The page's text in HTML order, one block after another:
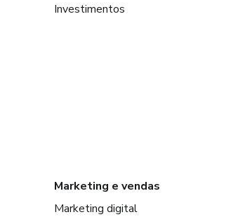
Investimentos
Marketing e vendas
Marketing digital